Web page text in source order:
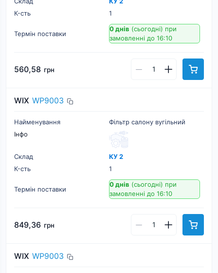
К-cть
1
Термін поставки
0 днів (сьогодні) при
замовленні до 16:10
560,58 грн
WIX WP9003
Найменування
Фільтр салону вугільний
Інфо
Склад
КУ 2
К-cть
1
Термін поставки
0 днів (сьогодні) при
замовленні до 16:10
849,36 грн
WIX WP9003